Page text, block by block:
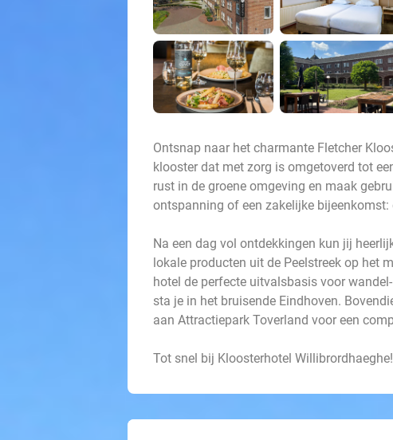
Ontsnap naar het charmante Fletcher
klooster dat met zorg is omgetoverd tot
rust in de groene omgeving en maak
ontspanning of een zakelijke
Na een dag vol ontdekkingen kun jij
lokale producten uit de Peelstreek op het
hotel de perfecte uitvalsbasis voor
sta je in het bruisende Eindhoven.
aan Attractiepark Toverland voor een
Tot snel bij Kloosterhotel Willibrordhaeghe!